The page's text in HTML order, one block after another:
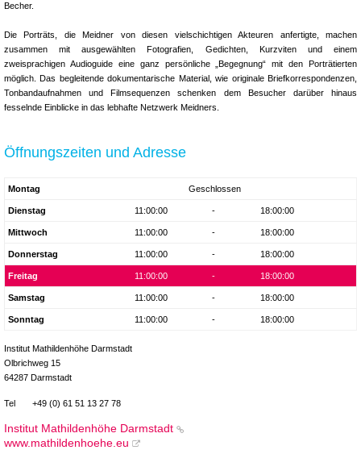
Becher.
Die Porträts, die Meidner von diesen vielschichtigen Akteuren anfertigte, machen
zusammen mit ausgewählten Fotografien, Gedichten, Kurzviten und einem
zweisprachigen Audioguide eine ganz persönliche „Begegnung“ mit den Porträtierten
möglich. Das begleitende dokumentarische Material, wie originale Briefkorrespondenzen,
Tonbandaufnahmen und Filmsequenzen schenken dem Besucher darüber hinaus
fesselnde Einblicke in das lebhafte Netzwerk Meidners.
Öffnungszeiten und Adresse
Montag Geschlossen
Dienstag 11:00:00 - 18:00:00
Mittwoch 11:00:00 - 18:00:00
Donnerstag 11:00:00 - 18:00:00
Freitag 11:00:00 - 18:00:00
Samstag 11:00:00 - 18:00:00
Sonntag 11:00:00 - 18:00:00
Institut Mathildenhöhe Darmstadt
Olbrichweg 15
64287 Darmstadt
Tel +49 (0) 61 51 13 27 78
Institut Mathildenhöhe Darmstadt
www.mathildenhoehe.eu